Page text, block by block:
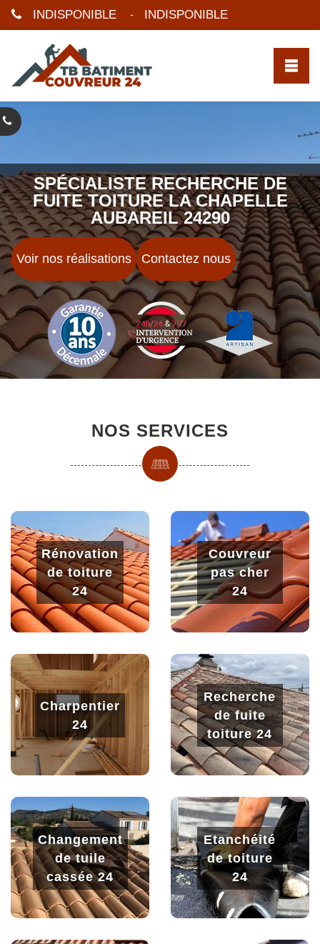
INDISPONIBLE - INDISPONIBLE
SPÉCIALISTE RECHERCHE DE
FUITE TOITURE LA CHAPELLE
AUBAREIL 24290
Voir nos réalisations Contactez nous
NOS SERVICES
Rénovation
de toiture
24
Couvreur
pas cher
24
Charpentier
24
Recherche
de fuite
toiture 24
Changement
de tuile
cassée 24
Etanchéité
de toiture
24